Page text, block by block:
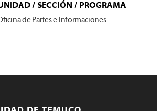
/ SECCIÓN / PROGRAMA
de Partes e Informaciones